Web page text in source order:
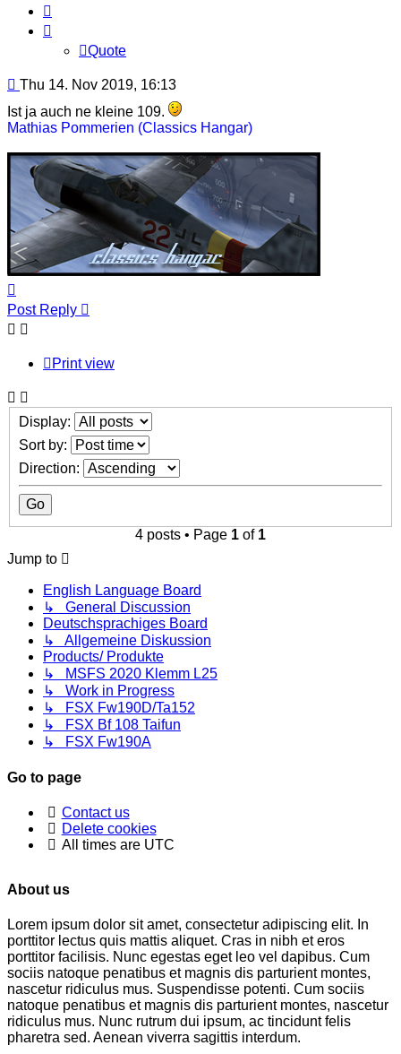
Quote
Post
Thu 14. Nov 2019, 16:13
Ist ja auch ne kleine 109.
Mathias Pommerien (Classics Hangar)
Post Reply
Print view
Display:
Sort by:
Direction:
4 posts • Page 1 of 1
Jump to
English Language Board
↳ General Discussion
Deutschsprachiges Board
↳ Allgemeine Diskussion
Products/ Produkte
↳ MSFS 2020 Klemm L25
↳ Work in Progress
↳ FSX Fw190D/Ta152
↳ FSX Bf 108 Taifun
↳ FSX Fw190A
Go to page
Contact us
Delete cookies
All times are UTC
About us
Lorem ipsum dolor sit amet, consectetur adipiscing elit. In
porttitor lectus quis mattis aliquet. Cras in nibh et eros
porttitor facilisis. Nunc egestas eget leo vel dapibus. Cum
sociis natoque penatibus et magnis dis parturient montes,
nascetur ridiculus mus. Suspendisse potenti. Cum sociis
natoque penatibus et magnis dis parturient montes, nascetur
ridiculus mus. Nunc rutrum dui ipsum, ac tincidunt felis
pharetra sed. Aenean viverra sagittis interdum.